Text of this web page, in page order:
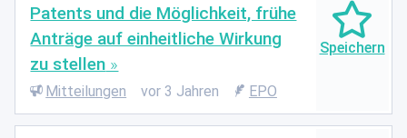
Patents und die Möglichkeit, frühe
Anträge auf einheitliche Wirkung
zu stellen
Mitteilungen vor 3 Jahren EPO